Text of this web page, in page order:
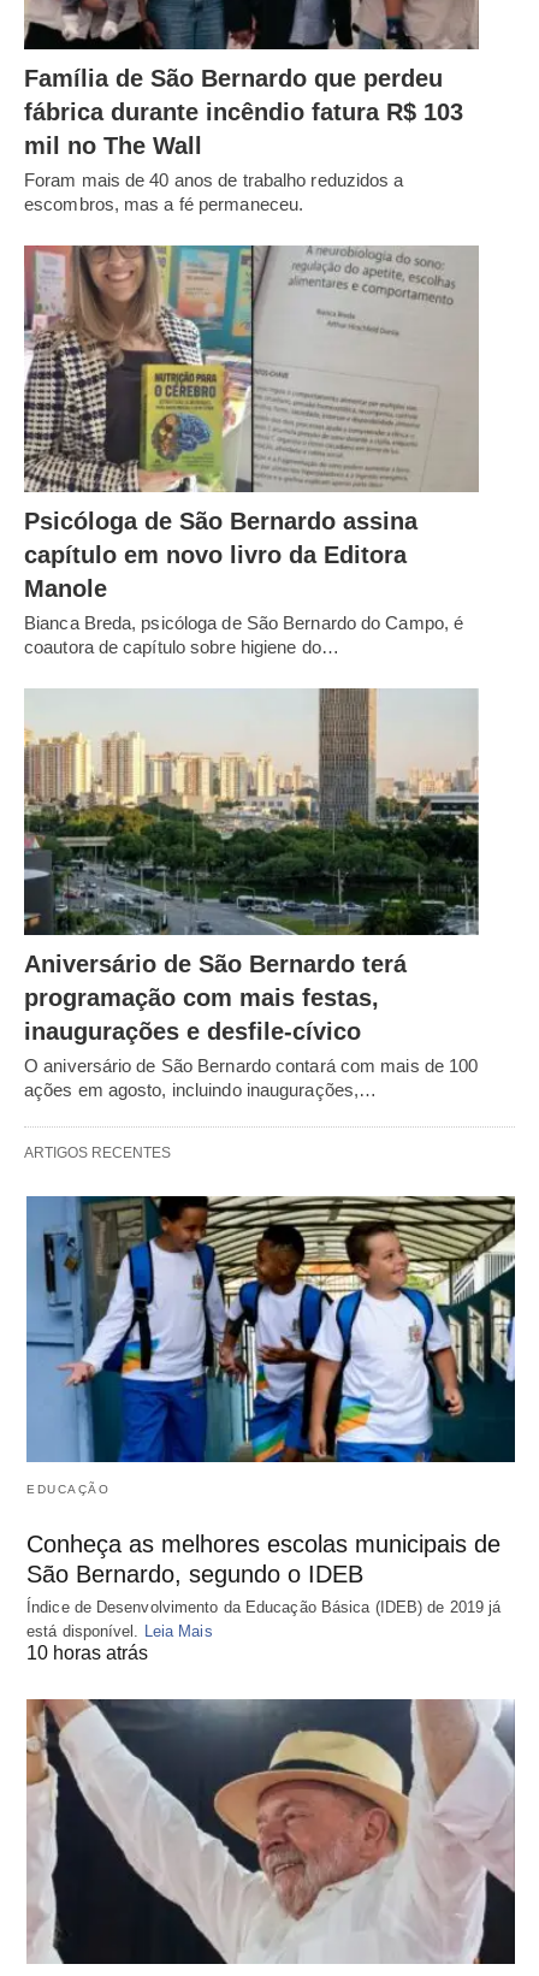
Família de São Bernardo que perdeu
fábrica durante incêndio fatura R$ 103
mil no The Wall
Foram mais de 40 anos de trabalho reduzidos a
escombros, mas a fé permaneceu.
Psicóloga de São Bernardo assina
capítulo em novo livro da Editora
Manole
Bianca Breda, psicóloga de São Bernardo do Campo, é
coautora de capítulo sobre higiene do…
Aniversário de São Bernardo terá
programação com mais festas,
inaugurações e desfile-cívico
O aniversário de São Bernardo contará com mais de 100
ações em agosto, incluindo inaugurações,…
ARTIGOS RECENTES
EDUCAÇÃO
Conheça as melhores escolas municipais de
São Bernardo, segundo o IDEB
Índice de Desenvolvimento da Educação Básica (IDEB) de 2019 já
está disponível.
Leia Mais
10 horas atrás